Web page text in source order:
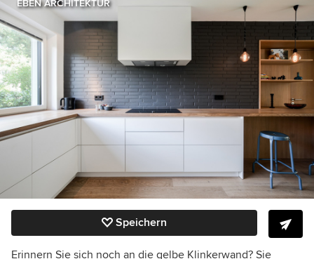
EBEN ARCHITEKTUR
Speichern
Erinnern Sie sich noch an die gelbe Klinkerwand? Sie